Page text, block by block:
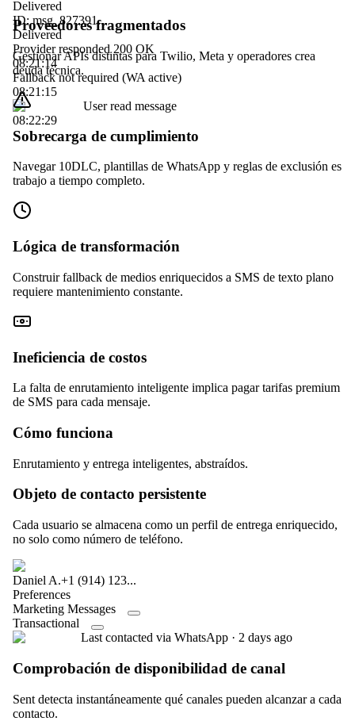
Delivered
ID: msg_827391...
Delivered
Provider responded 200 OK
08:21:14
Fallback not required (WA active)
08:21:15
User read message
08:22:29
Proveedores fragmentados
Gestionar APIs distintas para Twilio, Meta y operadores crea
deuda técnica.
Sobrecarga de cumplimiento
Navegar 10DLC, plantillas de WhatsApp y reglas de exclusión es
trabajo a tiempo completo.
Lógica de transformación
Construir fallback de medios enriquecidos a SMS de texto plano
requiere mantenimiento constante.
Ineficiencia de costos
La falta de enrutamiento inteligente implica pagar tarifas premium
de SMS para cada mensaje.
Cómo funciona
Enrutamiento y entrega inteligentes, abstraídos.
Objeto de contacto persistente
Cada usuario se almacena como un perfil de entrega enriquecido,
no solo como número de teléfono.
Daniel A.+1 (914) 123...
Preferences
Marketing Messages
Transactional
Last contacted via WhatsApp · 2 days ago
Comprobación de disponibilidad de canal
Sent detecta instantáneamente qué canales pueden alcanzar a cada
contacto.